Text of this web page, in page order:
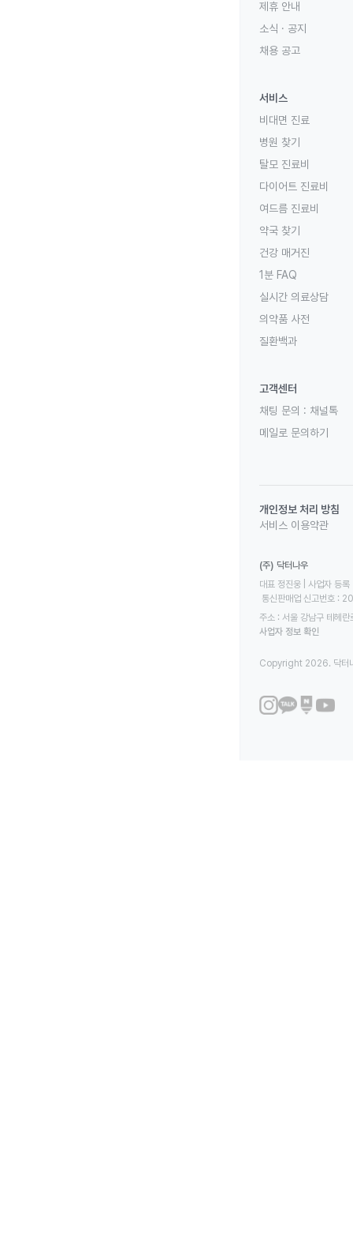
제휴 안내
소식 · 공지
채용 공고
서비스
비대면 진료
병원 찾기
탈모 진료비
다이어트 진료비
여드름 진료비
약국 찾기
건강 매거진
1분 FAQ
실시간 의료상담
의약품 사전
질환백과
고객센터
채팅 문의 : 채널톡
메일로 문의하기
개인정보 처리 방침
서비스 이용약관
(주) 닥터나우
대표 정진웅 | 사업자
통신판매업 신고번호
주소 : 서울 강남구 테헤
사업자 정보 확인
Copyright 2026. 닥터